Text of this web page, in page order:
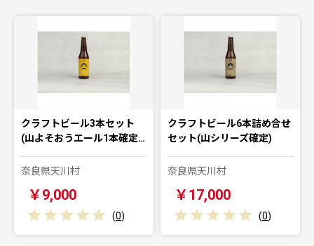
クラフトビール3本セット
(山よそおうエール1本確定…
奈良県天川村
￥9,000
(0)
クラフトビール6本詰め合せ
セット(山シリーズ確定)
奈良県天川村
￥17,000
(0)